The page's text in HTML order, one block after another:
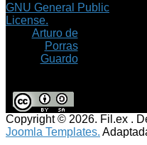
GNU General Public
License.
Arturo de
Porras
Guardo
Copyright © 2026. Fil.ex .
Joomla Templates.